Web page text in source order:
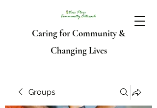
Caring for Community &
Changing Lives
Groups